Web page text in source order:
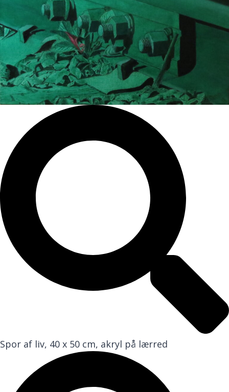
Spor af liv, 40 x 50 cm, akryl på lærred